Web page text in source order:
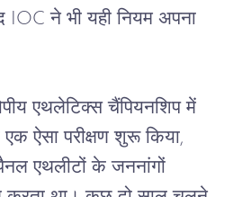
IOC ने भी यही नियम अपना
एथलेटिक्स चैंपियनशिप में
एक ऐसा परीक्षण शुरू किया,
एथलीटों के जननांगों